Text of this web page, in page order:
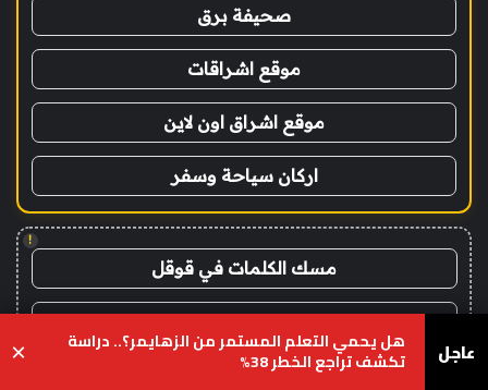
صحيفة برق
موقع اشراقات
موقع اشراق اون لاين
اركان سياحة وسفر
!
مسك الكلمات في قوقل
اشراق التقنية
ان سفن
عاجل هل يحمي التعلم المستمر من الزهايمر؟.. دراسة
تكشف تراجع الخطر 38% ×